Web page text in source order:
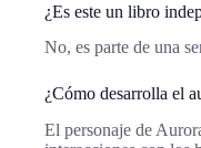
¿Es este un libro
No, es parte de una
¿Cómo desarrolla el
El personaje de